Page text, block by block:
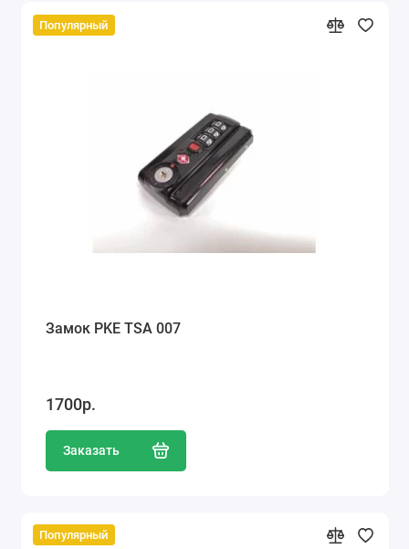
Популярный
Замок PKE TSA 007
1700р.
Заказать
Популярный